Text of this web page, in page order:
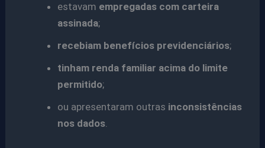
estavam empregadas com carteira
assinada;
recebiam benefícios previdenciários;
tinham renda familiar acima do limite
permitido;
ou apresentaram outras inconsistências
nos dados.